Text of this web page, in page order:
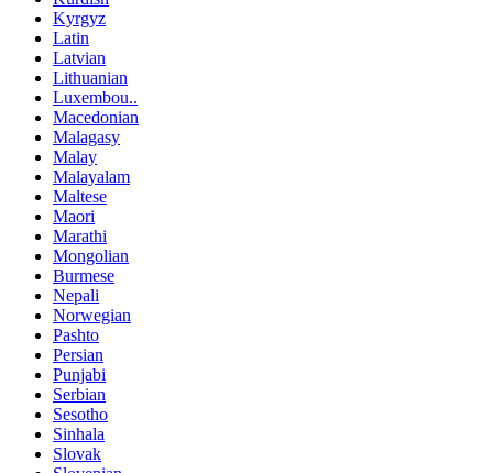
Kyrgyz
Latin
Latvian
Lithuanian
Luxembou..
Macedonian
Malagasy
Malay
Malayalam
Maltese
Maori
Marathi
Mongolian
Burmese
Nepali
Norwegian
Pashto
Persian
Punjabi
Serbian
Sesotho
Sinhala
Slovak